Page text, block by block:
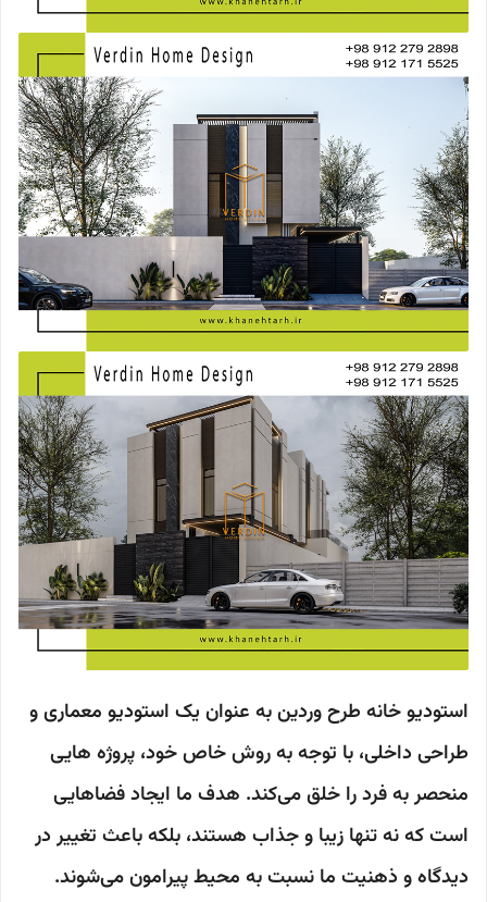
استودیو خانه طرح وردین به عنوان یک استودیو معماری و
طراحی داخلی، با توجه به روش خاص خود، پروژه هایی
منحصر به فرد را خلق می‌کند. هدف ما ایجاد فضاهایی
است که نه تنها زیبا و جذاب هستند، بلکه باعث تغییر در
دیدگاه و ذهنیت ما نسبت به محیط پیرامون می‌شوند.